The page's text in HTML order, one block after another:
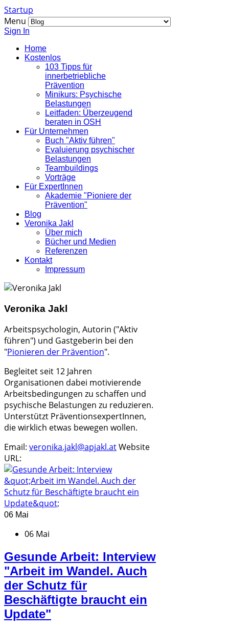
Startup
Menu
Sign In
Home
Kostenlos
103 Tipps für
innerbetriebliche
Prävention
Minikurs: Psychische
Belastungen
Leitfaden: Überzeugend
beraten in OSH
Für Unternehmen
Buch "Aktiv führen"
Evaluierung psychischer
Belastungen
Teambuildings
Vorträge
Für ExpertInnen
Akademie "Pioniere der
Prävention"
Blog
Veronika Jakl
Über mich
Bücher und Medien
Referenzen
Kontakt
Impressum
Veronika Jakl
Arbeitspsychologin, Autorin ("Aktiv
führen") und Gastgeberin bei den
"Pionieren der Prävention".
Begleitet seit 12 Jahren
Organisationen dabei motivierende
Arbeitsbedingungen zu schaffen und
psychische Belastungen zu reduzieren.
Unterstützt PräventionsexpertInnen,
die wirklich etwas bewegen wollen.
Email: veronika.jakl@apjakl.atWebsite
URL:
06 Mai
06 Mai
Gesunde Arbeit: Interview
"Arbeit im Wandel. Auch
der Schutz für
Beschäftigte braucht ein
Update"